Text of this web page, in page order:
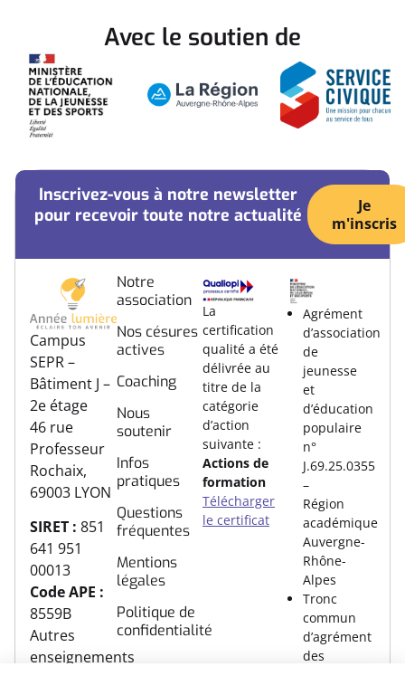
Avec le soutien de
Inscrivez-vous à notre newsletter
pour recevoir toute notre actualité
Je
m'inscris
Campus
SEPR –
Bâtiment J –
2e étage
46 rue
Professeur
Rochaix,
69003 LYON
SIRET : 851
641 951
00013
Code APE :
8559B
Autres
enseignements
Notre
association
Nos césures
actives
Coaching
Nous
soutenir
Infos
pratiques
Questions
fréquentes
Mentions
légales
Politique de
confidentialité
La
certification
qualité a été
délivrée au
titre de la
catégorie
d’action
suivante :
Actions de
formation
Télécharger
le certificat
Agrément
d’association
de
jeunesse
et
d’éducation
populaire
n°
J.69.25.0355
–
Région
académique
Auvergne-
Rhône-
Alpes
Tronc
commun
d’agrément
des